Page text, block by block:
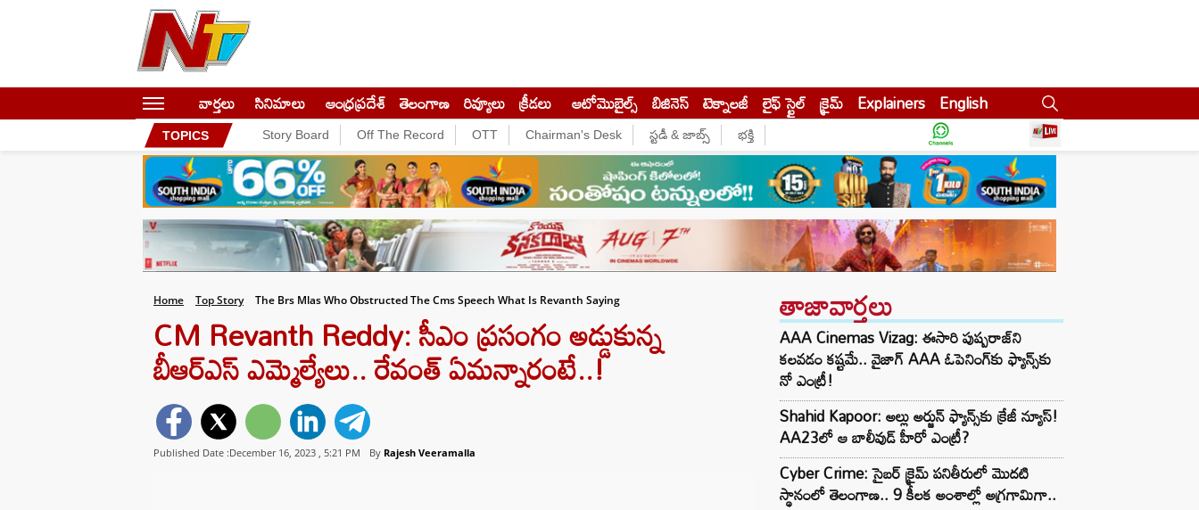
వార్తలు సినిమాలు ఆంధ్రప్రదేశ్ తెలంగాణ రివ్యూలు క్రీడలు ఆటోమొబైల్స్ బిజినెస్‌ టెక్నాలజీ లైఫ్ స్టైల్ క్రైమ్ Explainers English
TOPICS Story Board Off The Record OTT Chairman's Desk స్టడీ & జాబ్స్ భక్తి
Home Top Story The Brs Mlas Who Obstructed The Cms Speech What Is Revanth Saying
CM Revanth Reddy: సీఎం ప్రసంగం అడ్డుకున్న
బీఆర్ఎస్ ఎమ్మెల్యేలు.. రేవంత్ ఏమన్నారంటే..!
Published Date :December 16, 2023 , 5:21 PM By Rajesh Veeramalla
తాజావార్తలు
AAA Cinemas Vizag: ఈసారి పుష్పరాజ్‌ని
కలవడం కష్టమే.. వైజాగ్ AAA ఓపెనింగ్‌కు ఫ్యాన్స్‌కు
నో ఎంట్రీ!
Shahid Kapoor: అల్లు అర్జున్ ఫ్యాన్స్‌కు క్రేజీ న్యూస్!
AA23లో ఆ బాలీవుడ్ హీరో ఎంట్రీ?
Cyber Crime: సైబర్ క్రైమ్ పనితీరులో మొదటి
స్థానంలో తెలంగాణ.. 9 కీలక అంశాల్లో అగ్రగామిగా..